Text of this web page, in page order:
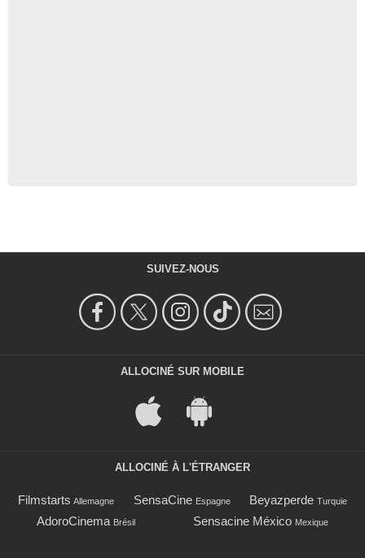
SUIVEZ-NOUS
ALLOCINÉ SUR MOBILE
ALLOCINÉ À L'ÉTRANGER
Filmstarts Allemagne SensaCine Espagne Beyazperde Turquie
AdoroCinema Brésil Sensacine México Mexique